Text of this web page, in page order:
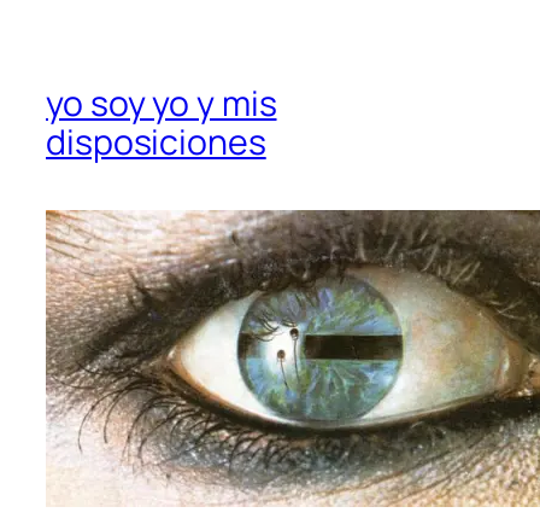
yo soy yo y mis
disposiciones